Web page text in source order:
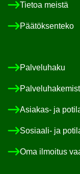
Tie­toa meis­tä
Pää­tök­sen­te­ko
Pal­ve­lu­ha­ku
Asiakas-​ ja
Sosiaali-​ ja
Oma il­moi­tus